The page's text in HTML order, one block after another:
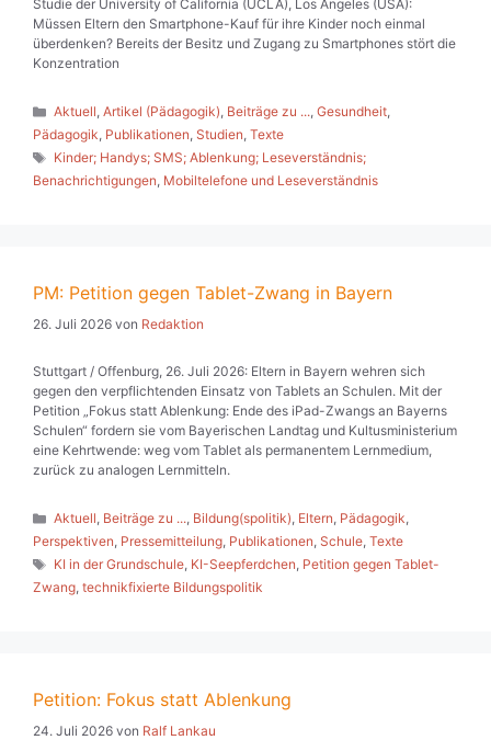
Studie der University of California (UCLA), Los Angeles (USA):
Müssen Eltern den Smartphone-Kauf für ihre Kinder noch einmal
überdenken? Bereits der Besitz und Zugang zu Smartphones stört die
Konzentration
Kategorien
Aktuell,Artikel (Pädagogik), Beiträge zu ...,Gesundheit,
Pädagogik, Publikationen, Studien, Texte
Schlagwörter
Kinder; Handys; SMS; Ablenkung; Leseverständnis;
Benachrichtigungen, Mobiltelefone und Leseverständnis
PM: Petition gegen Tablet-Zwang in Bayern
26. Juli 2026 von Redaktion
Stuttgart / Offenburg, 26. Juli 2026: Eltern in Bayern wehren sich
gegen den verpflichtenden Einsatz von Tablets an Schulen. Mit der
Petition „Fokus statt Ablenkung: Ende des iPad-Zwangs an Bayerns
Schulen“ fordern sie vom Bayerischen Landtag und Kultusministerium
eine Kehrtwende: weg vom Tablet als permanentem Lernmedium,
zurück zu analogen Lernmitteln.
Kategorien
Aktuell, Beiträge zu ..., Bildung(spolitik), Eltern, Pädagogik,
Perspektiven, Pressemitteilung, Publikationen, Schule, Texte
Schlagwörter
KI in der Grundschule, KI-Seepferdchen, Petition gegen Tablet-
Zwang, technikfixierte Bildungspolitik
Petition: Fokus statt Ablenkung
24. Juli 2026 von Ralf Lankau